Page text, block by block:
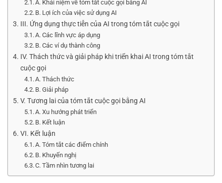
A. Khái niệm về tóm tắt cuộc gọi bằng AI
B. Lợi ích của việc sử dụng AI
III. Ứng dụng thực tiễn của AI trong tóm tắt cuộc gọi
A. Các lĩnh vực áp dụng
B. Các ví dụ thành công
IV. Thách thức và giải pháp khi triển khai AI trong tóm tắt
cuộc gọi
A. Thách thức
B. Giải pháp
V. Tương lai của tóm tắt cuộc gọi bằng AI
A. Xu hướng phát triển
B. Kết luận
VI. Kết luận
A. Tóm tắt các điểm chính
B. Khuyến nghị
C. Tầm nhìn tương lai